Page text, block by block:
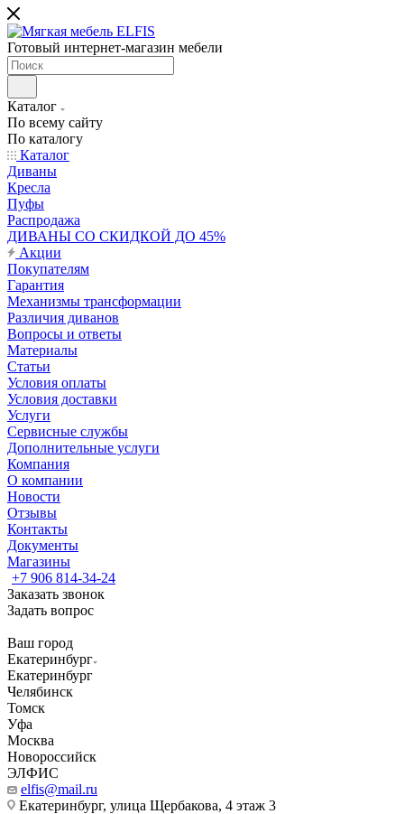
Готовый интернет-магазин мебели
Каталог
По всему сайту
По каталогу
Каталог
Диваны
Кресла
Пуфы
Распродажа
ДИВАНЫ СО СКИДКОЙ ДО 45%
Акции
Покупателям
Гарантия
Механизмы трансформации
Различия диванов
Вопросы и ответы
Материалы
Статьи
Условия оплаты
Условия доставки
Услуги
Сервисные службы
Дополнительные услуги
Компания
О компании
Новости
Отзывы
Контакты
Документы
Магазины
+7 906 814-34-24
Заказать звонок
Задать вопрос
Ваш город
Екатеринбург
Екатеринбург
Челябинск
Томск
Уфа
Москва
Новороссийск
ЭЛФИС
elfis@mail.ru
Екатеринбург, улица Щербакова, 4 этаж 3